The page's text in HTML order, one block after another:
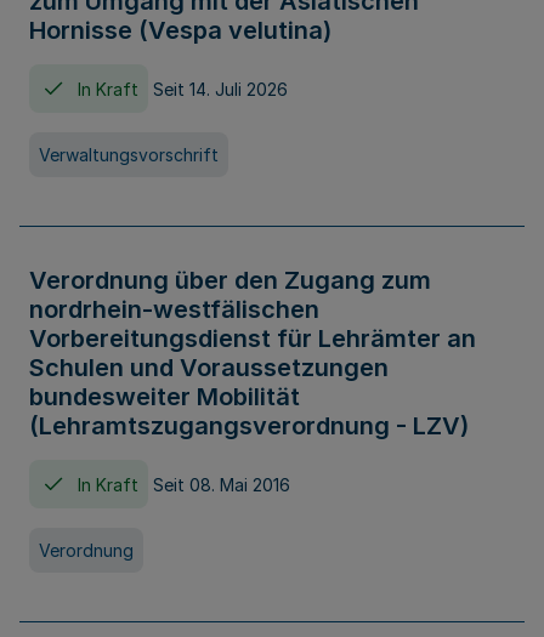
Hornisse (Vespa velutina)
In Kraft Seit 14. Juli 2026
Verwaltungsvorschrift
Verordnung über den Zugang zum
nordrhein-westfälischen
Vorbereitungsdienst für Lehrämter an
Schulen und Voraussetzungen
bundesweiter Mobilität
(Lehramtszugangsverordnung - LZV)
In Kraft Seit 08. Mai 2016
Verordnung